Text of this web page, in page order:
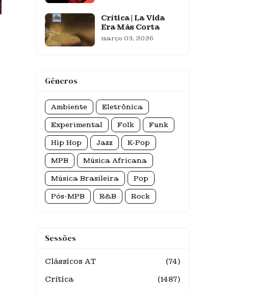
Crítica | La Vida
Era Más Corta
março 03, 2026
Gêneros
Ambiente Eletrônica
Experimental Folk Funk
Hip Hop Jazz K-Pop
MPB Música Africana
Música Brasileira Pop
Pós-MPB R&B Rock
Sessões
Clássicos AT
(74)
Crítica
(1487)